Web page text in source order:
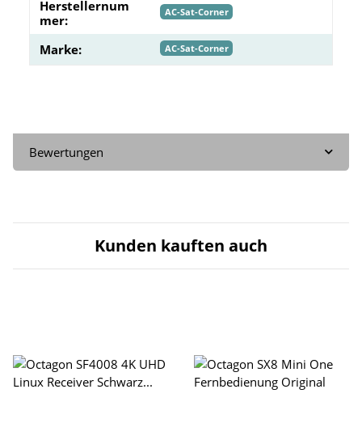
Herstellernum
mer:
AC-Sat-Corner
Marke: AC-Sat-Corner
Bewertungen
Kunden kauften auch